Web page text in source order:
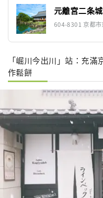
元離宮二条城
604-8301 京都市
「崛川今出川」站：充
作鬆餅